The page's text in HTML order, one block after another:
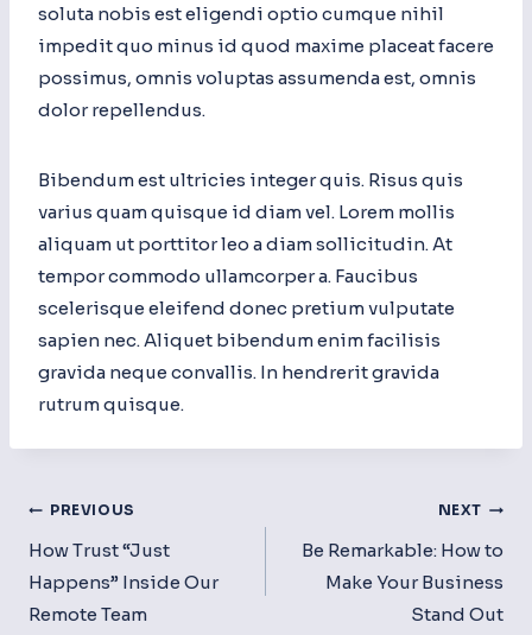
soluta nobis est eligendi optio cumque nihil
impedit quo minus id quod maxime placeat facere
possimus, omnis voluptas assumenda est, omnis
dolor repellendus.
Bibendum est ultricies integer quis. Risus quis
varius quam quisque id diam vel. Lorem mollis
aliquam ut porttitor leo a diam sollicitudin. At
tempor commodo ullamcorper a. Faucibus
scelerisque eleifend donec pretium vulputate
sapien nec. Aliquet bibendum enim facilisis
gravida neque convallis. In hendrerit gravida
rutrum quisque.
Post
Navigation
PREVIOUS
How Trust “Just
Happens” Inside Our
Remote Team
NEXT
Be Remarkable: How to
Make Your Business
Stand Out